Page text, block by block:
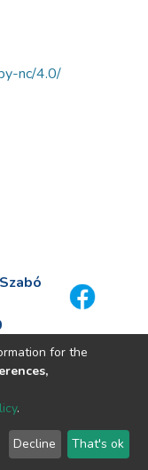
nc/4.0/
for the
.
Decline That's ok